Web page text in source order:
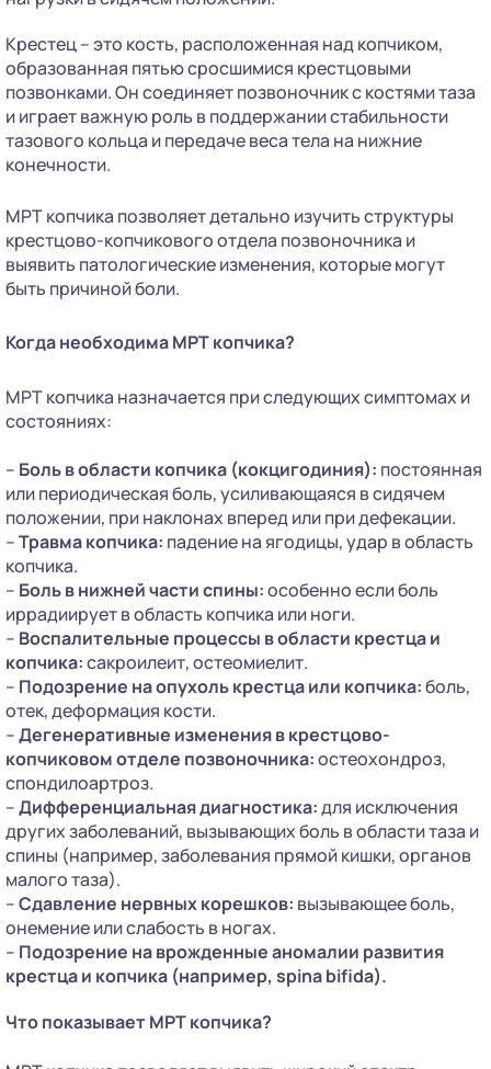
Крестец – это кость, расположенная над копчиком,
образованная пятью сросшимися крестцовыми
позвонками. Он соединяет позвоночник с костями таза
и играет важную роль в поддержании стабильности
тазового кольца и передаче веса тела на нижние
конечности.
МРТ копчика позволяет детально изучить структуры
крестцово-копчикового отдела позвоночника и
выявить патологические изменения, которые могут
быть причиной боли.
Когда необходима МРТ копчика?
МРТ копчика назначается при следующих симптомах и
состояниях:
– Боль в области копчика (кокцигодиния): постоянная
или периодическая боль, усиливающаяся в сидячем
положении, при наклонах вперед или при дефекации.
–Травма копчика: падение на ягодицы, удар в область
копчика.
– Боль в нижней части спины:особенно если боль
иррадиирует в область копчика или ноги.
– Воспалительные процессы в области крестца и
копчика:сакроилеит, остеомиелит.
– Подозрение на опухоль крестца или копчика:боль,
отек, деформация кости.
–Дегенеративные изменения в крестцово-
копчиковом отделе позвоночника:остеохондроз,
спондилоартроз.
–Дифференциальная диагностика:для исключения
других заболеваний, вызывающих боль в области таза и
спины (например, заболевания прямой кишки, органов
малого таза).
–Сдавление нервных корешков: вызывающее боль,
онемение или слабость в ногах.
– Подозрение на врожденные аномалии развития
крестца и копчика (например, spina bifida).
Что показывает МРТ копчика?